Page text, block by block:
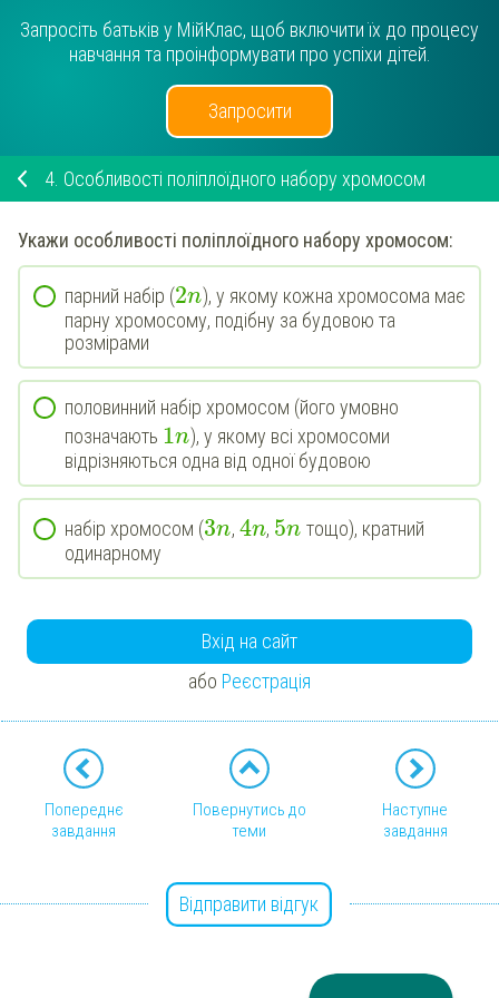
Запросіть батьків у МійКлас, щоб включити їх до процесу
навчання та проінформувати про успіхи дітей.
Запросити
4. Особливості поліплоїдного набору хромосом
Укажи особливості поліплоїдного набору хромосом:
парний набір (2n), у якому кожна хромосома має
парну хромосому, подібну за будовою та
розмірами
половинний набір хромосом (його умовно
позначають 1n), у якому всі хромосоми
відрізняються одна від одної будовою
набір хромосом (3n, 4n, 5n тощо), кратний
одинарному
Вхід на сайт
або Реєстрація
Попереднє
завдання
Повернутись до
теми
Наступне
завдання
Відправити відгук